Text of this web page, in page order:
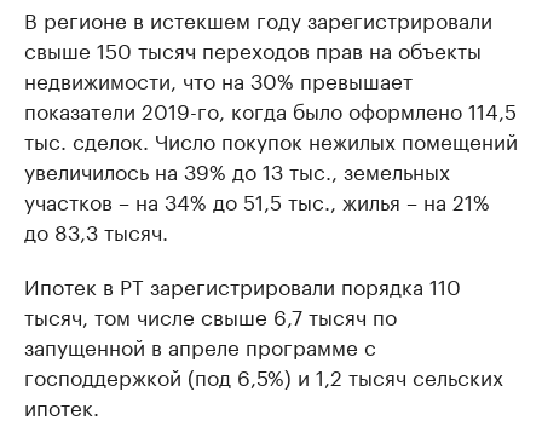
В регионе в истекшем году зарегистрировали
свыше 150 тысяч переходов прав на объекты
недвижимости, что на 30% превышает
показатели 2019-го, когда было оформлено 114,5
тыс. сделок. Число покупок нежилых помещений
увеличилось на 39% до 13 тыс., земельных
участков – на 34% до 51,5 тыс., жилья – на 21%
до 83,3 тысяч.
Ипотек в РТ зарегистрировали порядка 110
тысяч, том числе свыше 6,7 тысяч по
запущенной в апреле программе с
господдержкой (под 6,5%) и 1,2 тысяч сельских
ипотек.